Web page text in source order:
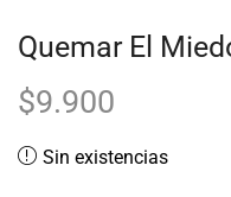
Quemar El
$9.900
Sin existencias